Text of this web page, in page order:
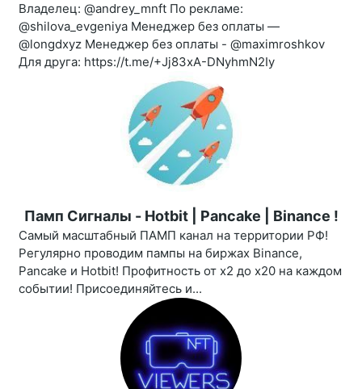
Владелец: @andrey_mnft По рекламе:
@shilova_evgeniya Менеджер без оплаты —
@longdxyz Менеджер без оплаты - @maximroshkov
Для друга: https://t.me/+Jj83xA-DNyhmN2Iy
Памп Сигналы - Hotbit | Pancake | Binance !
Самый масштабный ПАМП канал на территории РФ!
Регулярно проводим пампы на биржах Binance,
Pancake и Hotbit! Профитность от х2 до х20 на каждом
событии! Присоединяйтесь и...